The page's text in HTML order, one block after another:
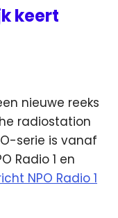
keert
nieuwe reeks
radiostation
serie is vanaf
Radio 1 en
NPO Radio 1